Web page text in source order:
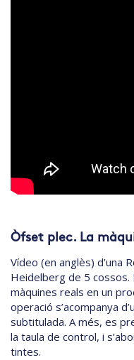
Òfset plec. La
Vídeo (en anglès) d’una
Heidelberg de 5 cossos.
màquines reals en un
operació s’acompanya
subtitulada. A més, es
la taula de control, i
tintes.